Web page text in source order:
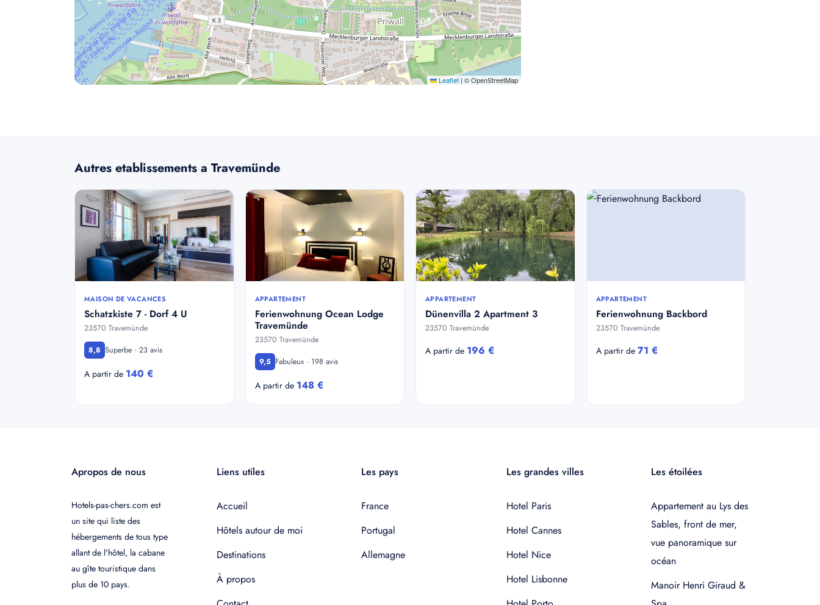
Leaflet | © OpenStreetMap
Autres etablissements a Travemünde
MAISON DE VACANCES
Schatzkiste 7 - Dorf 4 U
23570 Travemünde
8,8 Superbe · 23 avis
A partir de 140 €
APPARTEMENT
Ferienwohnung Ocean Lodge
Travemünde
23570 Travemünde
9,5 Fabuleux · 198 avis
A partir de 148 €
APPARTEMENT
Dünenvilla 2 Apartment 3
23570 Travemünde
A partir de 196 €
APPARTEMENT
Ferienwohnung Backbord
23570 Travemünde
A partir de 71 €
Apropos de nous
Hotels-pas-chers.com est
un site qui liste des
hébergements de tous type
allant de l'hôtel, la cabane
au gîte touristique dans
plus de 10 pays.
Liens utiles
Accueil
Hôtels autour de moi
Destinations
À propos
Les pays
France
Portugal
Allemagne
Les grandes villes
Hotel Paris
Hotel Cannes
Hotel Nice
Hotel Lisbonne
Les étoilées
Appartement au Lys des
Sables, front de mer,
vue panoramique sur
océan
Manoir Henri Giraud &